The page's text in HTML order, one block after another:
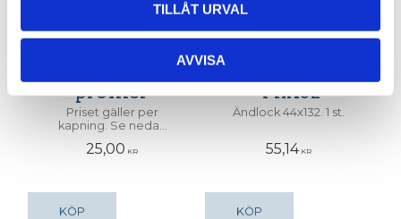
TILLÅT URVAL
AVVISA
profiler
Priset gäller per
kapning. Se nedan
25,00 KR
KÖP
44x132
Ändlock 44x132. 1 st.
55,14KR
KÖP